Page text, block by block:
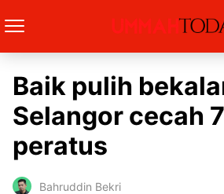
Baik pulih
Selangor cecah
peratus
Bahruddin Bekri